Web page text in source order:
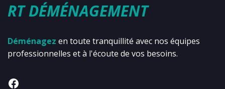
RT DÉMÉNAGEMENT
Déménagez en toute tranquillité avec nos équipes
professionnelles et à l'écoute de vos besoins.